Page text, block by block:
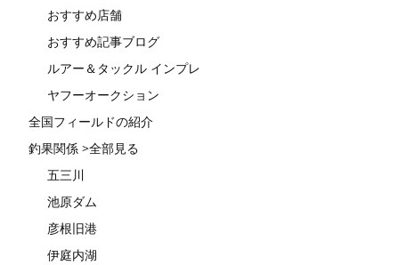
おすすめ店舗
おすすめ記事ブログ
ルアー＆タックル インプレ
ヤフーオークション
全国フィールドの紹介
釣果関係 >全部見る
五三川
池原ダム
彦根旧港
伊庭内湖